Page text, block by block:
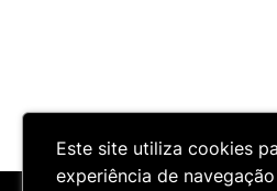
Este site utiliza cookies
experiência de